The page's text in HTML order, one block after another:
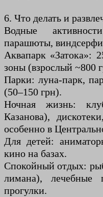
6. Что делать и
Водные
парашюты,
Аквапарк «Затока»:
зоны (взрослый ~800
Парки: луна-парк,
(50–150 грн).
Ночная жизнь:
Казанова),
особенно в
Для детей:
кино на базах.
Спокойный отдых:
лимана), лечебные
прогулки.